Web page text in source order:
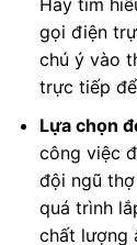
Hãy tìm
gọi điện
chú ý vào
trực tiếp
Lựa chọn
công việc
đội ngũ
quá trình
chất lượng